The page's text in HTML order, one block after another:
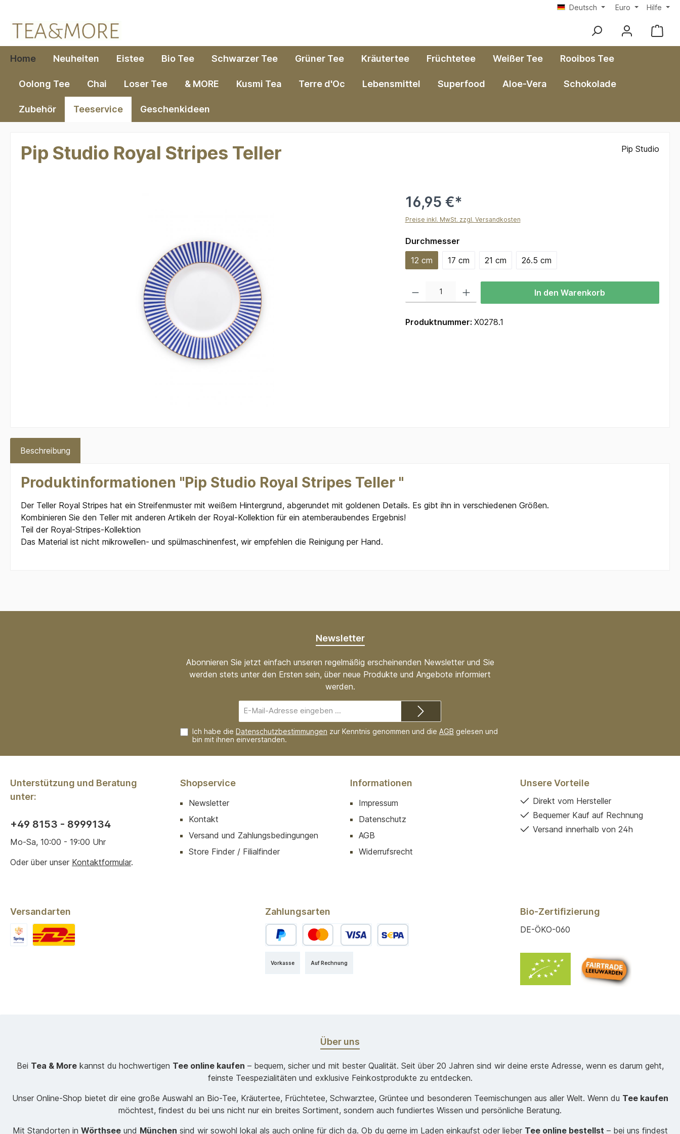
Deutsch Euro Hilfe
Home Neuheiten Eistee Bio Tee Schwarzer Tee Grüner Tee Kräutertee Früchtetee Weißer Tee Rooibos Tee
Oolong Tee Chai Loser Tee & MORE Kusmi Tea Terre d'Oc Lebensmittel Superfood Aloe-Vera Schokolade
Zubehör Teeservice Geschenkideen
Pip Studio Royal Stripes Teller Pip Studio
16,95 €*
Preise inkl. MwSt. zzgl. Versandkosten
Durchmesserauswählen
12 cm
17 cm 21 cm 26.5 cm
In den Warenkorb
Produktnummer: X0278.1
Beschreibung
Produktinformationen "Pip Studio Royal Stripes Teller "
Der Teller Royal Stripes hat ein Streifenmuster mit weißem Hintergrund, abgerundet mit goldenen Details. Es gibt ihn in verschiedenen Größen.
Kombinieren Sie den Teller mit anderen Artikeln der Royal-Kollektion für ein atemberaubendes Ergebnis!
Teil der Royal-Stripes-Kollektion
Das Material ist nicht mikrowellen- und spülmaschinenfest, wir empfehlen die Reinigung per Hand.
Newsletter
Abonnieren Sie jetzt einfach unseren regelmäßig erscheinenden Newsletter und Sie
werden stets unter den Ersten sein, über neue Produkte und Angebote informiert
werden.
Mail-
Adresse*
Ich habe die Datenschutzbestimmungen zur Kenntnis genommen und die AGB gelesen und
bin mit ihnen einverstanden.
Unterstützung und Beratung
unter:
+49 8153 - 8999134
Mo-Sa, 10:00 - 19:00 Uhr
Oder über unser Kontaktformular.
Shopservice
Newsletter
Kontakt
Versand und Zahlungsbedingungen
Store Finder / Filialfinder
Informationen
Impressum
Datenschutz
AGB
Widerrufsrecht
Unsere Vorteile
Direkt vom Hersteller
Bequemer Kauf auf Rechnung
Versand innerhalb von 24h
Versandarten Zahlungsarten
Auf Rechnung
Vorkasse
Bio-Zertifizierung
DE-ÖKO-060
Über uns
Bei Tea & Morekannst du hochwertigen Tee online kaufen – bequem, sicher und mit bester Qualität. Seit über 20 Jahren sind wir deine erste Adresse, wenn es darum geht,
feinste Teespezialitäten und exklusive Feinkostprodukte zu entdecken.
Unser Online-Shop bietet dir eine große Auswahl an Bio-Tee, Kräutertee, Früchtetee, Schwarztee, Grüntee und besonderen Teemischungen aus aller Welt. Wenn du Tee kaufen
möchtest, findest du bei uns nicht nur ein breites Sortiment, sondern auch fundiertes Wissen und persönliche Beratung.
Mit Standorten in Wörthseeund München sind wir sowohl lokal als auch online für dich da. Ob du gerne im Laden einkaufst oder lieber Tee online bestellst – bei uns findest